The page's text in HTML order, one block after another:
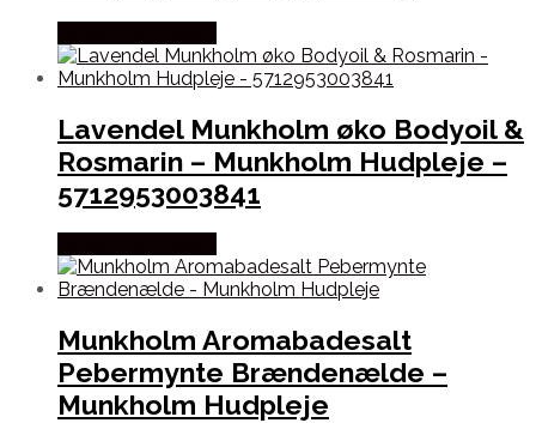
Lavendel Munkholm øko Bodyoil &
Rosmarin – Munkholm Hudpleje –
5712953003841
Munkholm Aromabadesalt
Pebermynte Brændenælde –
Munkholm Hudpleje